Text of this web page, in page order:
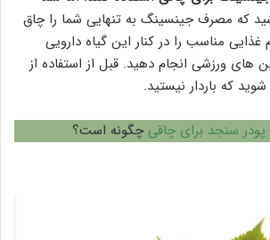
که مصرف جینسینگ به تنهایی شما را چاق
غذایی مناسب را در کنار این گیاه دارویی
های ورزشی انجام دهید. قبل از استفاده از
که باردار نیستید.
پودر سنجد برای چاقی چگونه است؟